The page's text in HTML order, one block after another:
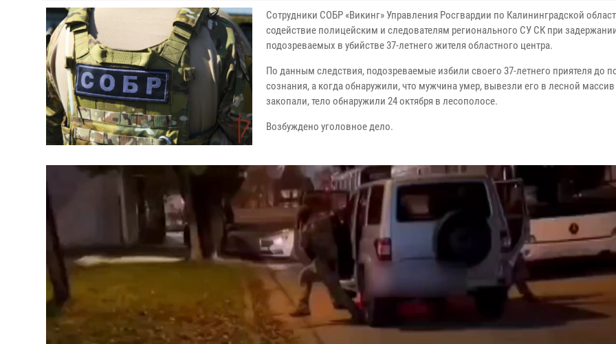
Сотрудники СОБР «Викинг» Управления Росгвардии по Калининградской
содействие полицейским и следователям регионального СУ СК при
подозреваемых в убийстве 37-летнего жителя областного центра.
По данным следствия, подозреваемые избили своего 37-летнего приятеля до
сознания, а когда обнаружили, что мужчина умер, вывезли его в лесной массив
закопали, тело обнаружили 24 октября в лесополосе.
Возбуждено уголовное дело.